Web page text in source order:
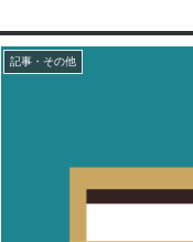
記事・その他